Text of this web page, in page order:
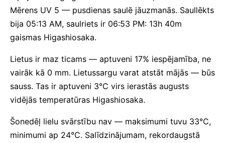
Mērens UV 5 — pusdienas saulē jāuzmanās. Saullēkts
bija 05:13 AM, saulriets ir 06:53 PM: 13h 40m
gaismas Higashiosaka.
Lietus ir maz ticams — aptuveni 17% iespējamība, ne
vairāk kā 0 mm. Lietussargu varat atstāt mājās — būs
sauss. Tas ir aptuveni 3°C virs ierastās augusts
vidējās temperatūras Higashiosaka.
Šonedēļ lielu svārstību nav — maksimumi tuvu 33°C,
minimumi ap 24°C. Salīdzinājumam, rekordaugstā